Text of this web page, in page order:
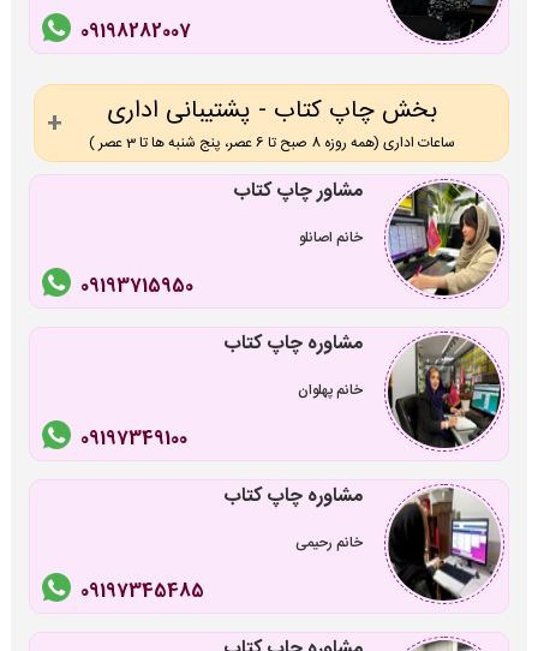
09198282007
بخش چاپ کتاب - پشتیبانی اداری
ساعات اداری (همه روزه 8 صبح تا 6 عصر، پنج شنبه ها تا 3 عصر )
مشاور چاپ کتاب
خانم اصانلو
09193715950
مشاوره چاپ کتاب
خانم پهلوان
09197349100
مشاوره چاپ کتاب
خانم رحیمی
09197345485